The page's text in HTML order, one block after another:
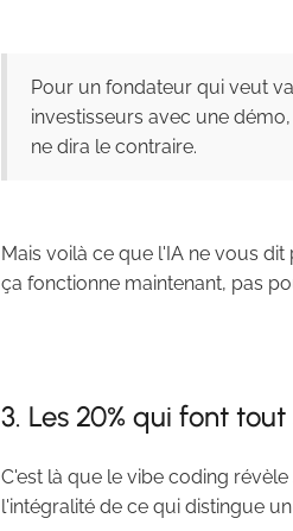
Pour un fondateur qui veut
investisseurs avec une
ne dira le contraire.
Mais voilà ce que l'IA ne vous
ça fonctionne maintenant, pas
3. Les 20% qui font
C'est là que le vibe coding
l'intégralité de ce qui distingue